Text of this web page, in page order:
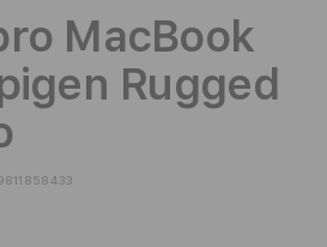
MacBook
Rugged